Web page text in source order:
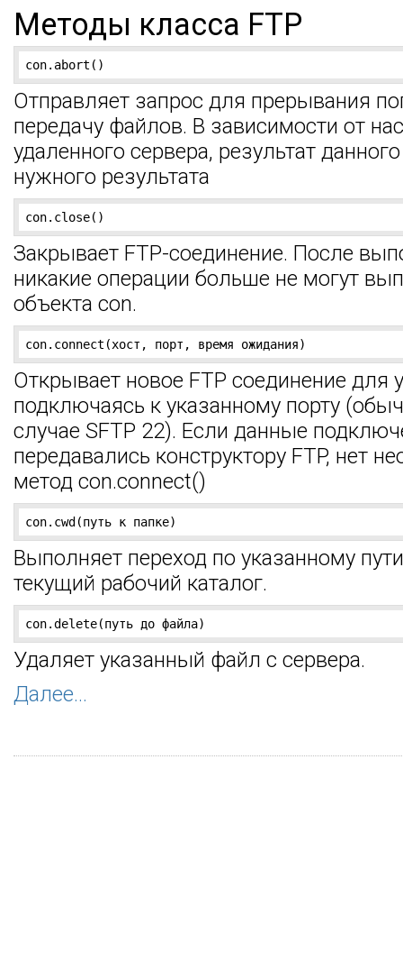
Методы класса FTP
con.abort()
Отправляет запрос для прерывания
передачу файлов. В зависимости от
удаленного сервера, результат
нужного результата
con.close()
Закрывает FTP-соединение. После
никакие операции больше не могут
объекта con.
con.connect(хост, порт, время ожидания)
Открывает новое FTP соединение для
подключаясь к указанному порту
случае SFTP 22). Если данные
передавались конструктору FTP, нет
метод con.connect()
con.cwd(путь к папке)
Выполняет переход по указанному
текущий рабочий каталог.
con.delete(путь до файла)
Удаляет указанный файл с сервера.
Далее...